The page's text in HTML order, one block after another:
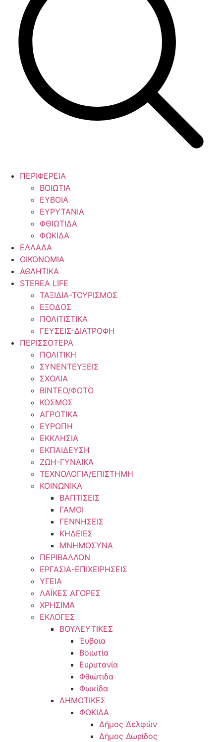
ΠΕΡΙΦΕΡΕΙΑ
ΒΟΙΩΤΙΑ
ΕΥΒΟΙΑ
ΕΥΡΥΤΑΝΙΑ
ΦΘΙΩΤΙΔΑ
ΦΩΚΙΔΑ
ΕΛΛΑΔΑ
ΟΙΚΟΝΟΜΙΑ
ΑΘΛΗΤΙΚΑ
STEREA LIFE
ΤΑΞΙΔΙΑ-ΤΟΥΡΙΣΜΟΣ
ΕΞΟΔΟΣ
ΠΟΛΙΤΙΣΤΙΚΑ
ΓΕΥΣΕΙΣ-ΔΙΑΤΡΟΦΗ
ΠΕΡΙΣΣΟΤΕΡΑ
ΠΟΛΙΤΙΚΗ
ΣΥΝΕΝΤΕΥΞΕΙΣ
ΣΧΟΛΙΑ
ΒΙΝΤΕΟ/ΦΩΤΟ
ΚΟΣΜΟΣ
ΑΓΡΟΤΙΚΑ
ΕΥΡΩΠΗ
ΕΚΚΛΗΣΙΑ
ΕΚΠΑΙΔΕΥΣΗ
ΖΩΗ-ΓΥΝΑΙΚΑ
ΤΕΧΝΟΛΟΓΙΑ/ΕΠΙΣΤΗΜΗ
ΚΟΙΝΩΝΙΚΑ
ΒΑΠΤΙΣΕΙΣ
ΓΑΜΟΙ
ΓΕΝΝΗΣΕΙΣ
ΚΗΔΕΙΕΣ
ΜΝΗΜΟΣΥΝΑ
ΠΕΡΙΒΑΛΛΟΝ
ΕΡΓΑΣΙΑ-ΕΠΙΧΕΙΡΗΣΕΙΣ
ΥΓΕΙΑ
ΛΑΪΚΕΣ ΑΓΟΡΕΣ
ΧΡΗΣΙΜΑ
ΕΚΛΟΓΕΣ
ΒΟΥΛΕΥΤΙΚΕΣ
Έυβοια
Βοιωτία
Ευρυτανία
Φθιώτιδα
Φωκίδα
ΔΗΜΟΤΙΚΕΣ
ΦΩΚΙΔΑ
Δήμος Δελφών
Δήμος Δωρίδος